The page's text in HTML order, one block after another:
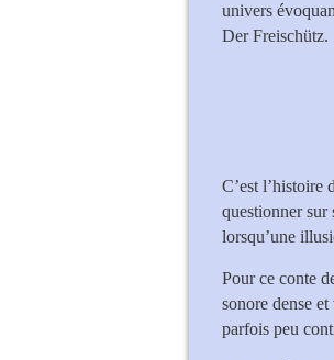
univers
Der Freischütz.
C’est l’histoire
questionner sur
lorsqu’une
Pour ce conte
sonore dense
parfois peu